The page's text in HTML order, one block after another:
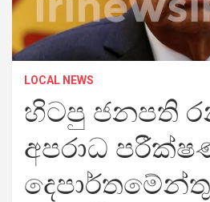
LOCAL NEWS
හිටපු ජනපති
අපරාධ